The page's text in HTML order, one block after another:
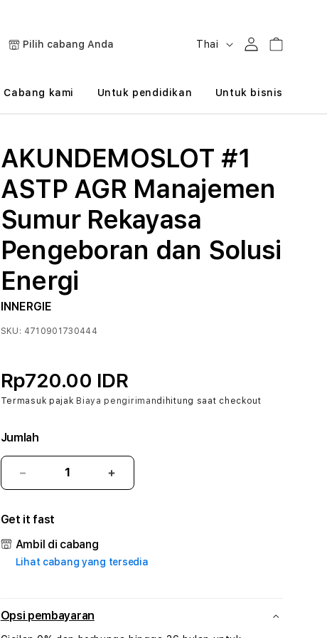
Pilih cabang Anda
B
h
a
Thai MasukKeranjang
Cabang kami Untuk pendidikan Untuk bisnis
AKUNDEMOSLOT #1
ASTP AGR Manajemen
Sumur Rekayasa
Pengeboran dan Solusi
Energi
INNERGIE
SKU: 4710901730444
Rp720.00 IDR
Termasuk pajak Biaya pengirimandihitung saat checkout
Jumlah
Kurangi
jumlah
AKUNDEMOSLOT
#1
ASTP
AGR
Rekayasa
Tambah
jumlah
ASTP
AGR
Get it fast
Ambil di cabang
Lihat cabang yang tersedia
Opsi pembayaran